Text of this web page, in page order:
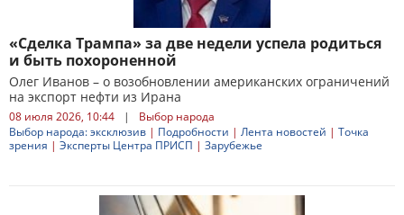
«Сделка Трампа» за две недели успела родиться
и быть похороненной
Олег Иванов – о возобновлении американских ограничений
на экспорт нефти из Ирана
08 июля 2026, 10:44 |
Выбор народа
Выбор народа: эксклюзив | Подробности | Лента новостей | Точка
зрения | Эксперты Центра ПРИСП | Зарубежье